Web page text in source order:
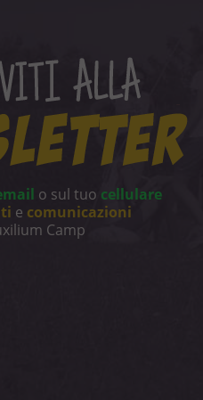
o sul tuo cellulare
e comunicazioni
Camp